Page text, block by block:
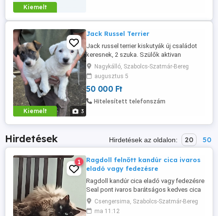
Kiemelt
Kiemelt 3
Jack Russel Terrier
Jack russel terrier kiskutyák új családot
keresnek, 2 szuka. Szülők aktivan
vadásznak, jól patkányoznak! Családi
kedvencnek és kotorékebnek is ajánlom.
Koruknak megfelelő oltással, oltási
kiskönyvvel, parazitamentesen.
Nagykálló, Szabolcs-Szatmár-Bereg
augusztus 5
50 000 Ft
Hitelesített telefonszám
Hirdetések Hirdetések az oldalon: 20 50
1
Ragdoll felnőtt kandúr cica ivaros
eladó vagy fedezésre
Ragdoll kandúr cica eladó vagy fedezésre
Seal pont ivaros barátságos kedves cica
kiszállítás Debrecenig vagy részlegesen
további infó üzenetben
Csengersima, Szabolcs-Szatmár-Bereg
ma 11:12